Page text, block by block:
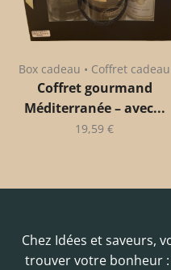
Box cadeau • Coffret cadeau
Coffret gourmand
Méditerranée – avec...
19,59 €
Chez Idées et saveurs,
trouver votre bonheur